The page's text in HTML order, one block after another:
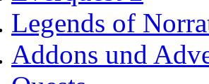
Legends of
Addons und